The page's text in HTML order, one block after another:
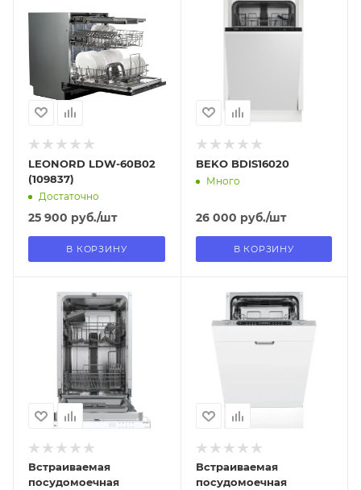
13.08.2026
В наличии в пункте
самовывоза
Нет
LEONORD LDW-60B02
(109837)
Достаточно
25 900 руб./шт
В КОРЗИНУ
11.08.2026
В наличии в пункте
BEKO BDIS16020
Много
26 000 руб./шт
В КОРЗИНУ
Отправим
07.08.2026
В наличии в пункте
самовывоза
Встраиваемая
посудомоечная
Отправим
11.08.2026
В наличии в пункте
Встраиваемая
посудомоечная